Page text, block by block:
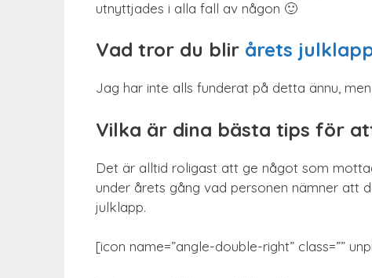
utnyttjades i alla fall av någon 🙂
Vad tror du blir årets
Jag har inte alls funderat på detta ännu,
Vilka är dina bästa tips för
Det är alltid roligast att ge något som
under årets gång vad personen nämner att
julklapp.
[icon name=”angle-double-right” class=””